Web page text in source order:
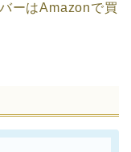
ーはAmazonで買